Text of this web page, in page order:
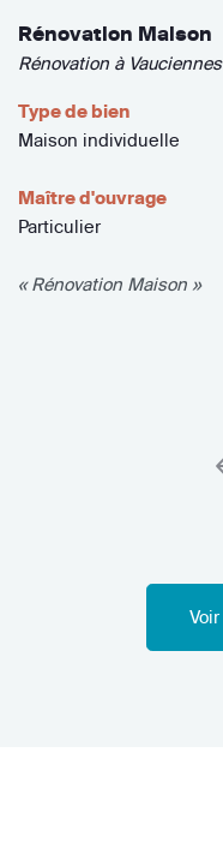
Rénovation Maison
Rénovation à Vauciennes
Type de bien
Maison individuelle
Maître d'ouvrage
Particulier
« Rénovation Maison »